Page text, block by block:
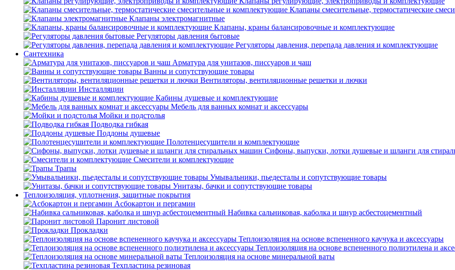
Клапаны смесительные, термостатические
Клапаны электромагнитные
Клапаны, краны балансировочные и комплектующие
Регуляторы давления бытовые
Регуляторы давления, перепада давления и комплектующие
Сантехника
Арматура для унитазов, писсуаров и чаш
Ванны и сопутствующие товары
Вентиляторы, вентиляционные решетки и лючки
Инсталляции
Кабины душевые и комплектующие
Мебель для ванных комнат и аксессуары
Мойки и подстолья
Подводка гибкая
Поддоны душевые
Полотенцесушители и комплектующие
Сифоны, выпуски, лотки душевые и шланги для
Смесители и комплектующие
Трапы
Умывальники, пьедесталы и сопутствующие товары
Унитазы, бачки и сопутствующие товары
Теплоизоляция, уплотнения, защитные покрытия
Асбокартон и пергамин
Набивка сальниковая, каболка и шнур асбестоцементный
Паронит листовой
Прокладки
Теплоизоляция на основе вспененного каучука и аксессуары
Теплоизоляция на основе вспененного полиэтилена и
Теплоизоляция на основе минеральной ваты
Техпластина резиновая